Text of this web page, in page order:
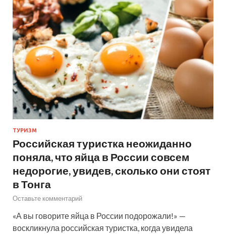
ТУРИЗМ
Российская туристка неожиданно
поняла, что яйца в России совсем
недорогие, увидев, сколько они стоят
в Тонга
Оставьте комментарий
«А вы говорите яйца в России подорожали!» —
воскликнула российская туристка, когда увидела